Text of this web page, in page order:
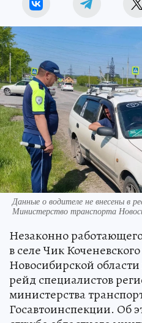
Данные о водителе не внесены в
Министерство транспорта
Незаконно
в селе Чик
Новосибирской
рейд специалистов
министерства
Госавтоинспекции. Об